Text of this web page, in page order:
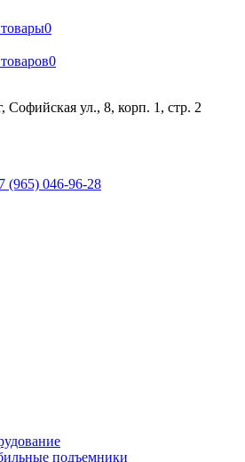
0
0
Софийская ул., 8, корп. 1, стр. 2
(965) 046-96-28
подъемники